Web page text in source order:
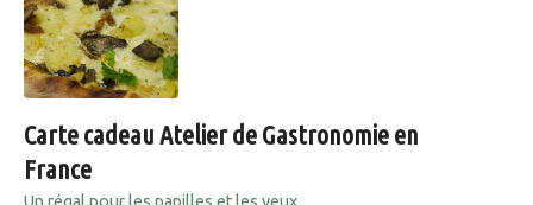
Carte cadeau Atelier de Gastronomie en
France